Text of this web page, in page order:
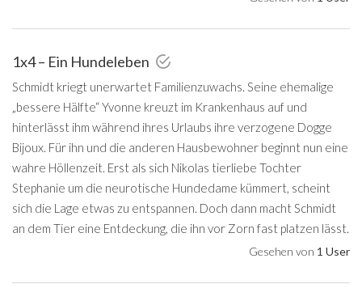
1x4 – Ein Hundeleben
Schmidt kriegt unerwartet Familienzuwachs. Seine ehemalige
„bessere Hälfte“ Yvonne kreuzt im Krankenhaus auf und
hinterlässt ihm während ihres Urlaubs ihre verzogene Dogge
Bijoux. Für ihn und die anderen Hausbewohner beginnt nun eine
wahre Höllenzeit. Erst als sich Nikolas tierliebe Tochter
Stephanie um die neurotische Hundedame kümmert, scheint
sich die Lage etwas zu entspannen. Doch dann macht Schmidt
an dem Tier eine Entdeckung, die ihn vor Zorn fast platzen lässt.
Gesehen von 1 User